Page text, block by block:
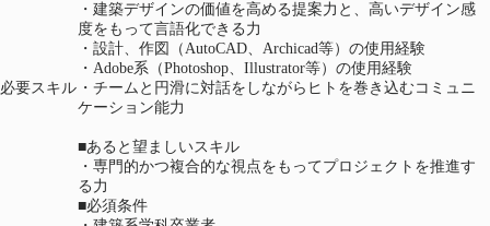
必要スキル
・建築デザインの価値を高める提案力と、高いデザイン感
度をもって言語化できる力
・設計、作図（AutoCAD、Archicad等）の使用経験
・Adobe系（Photoshop、Illustrator等）の使用経験
・チームと円滑に対話をしながらヒトを巻き込むコミュニ
ケーション能力
■あると望ましいスキル
・専門的かつ複合的な視点をもってプロジェクトを推進す
る力
■必須条件